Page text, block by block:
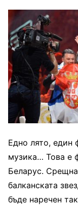
Едно лято, един
музика… Това е
Беларус.
балканската
бъде наречен